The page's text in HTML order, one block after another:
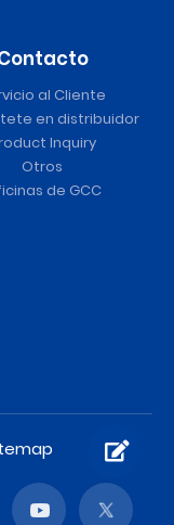
al Cliente
en distribuidor
Inquiry
Otros
de GCC